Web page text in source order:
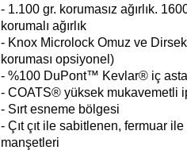
- 1.100 gr. korumasız ağırlık.
korumalı ağırlık
- Knox Microlock Omuz ve
koruması opsiyonel)
- %100 DuPont™ Kevlar® iç
- COATS® yüksek mukavemetli
- Sırt esneme bölgesi
- Çıt çıt ile sabitlenen, fermuar ile
manşetleri